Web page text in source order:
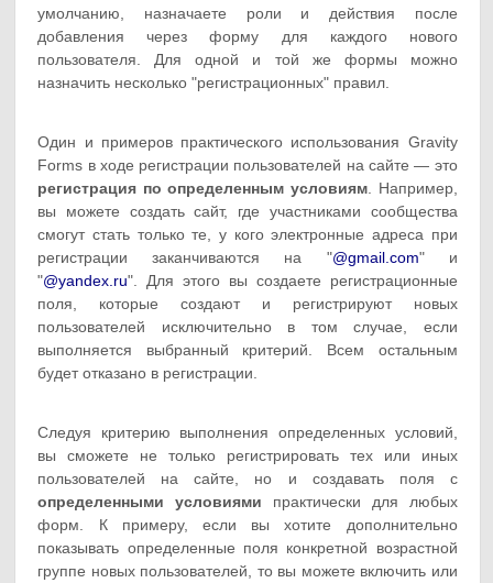
умолчанию, назначаете роли и действия после
добавления через форму для каждого нового
пользователя. Для одной и той же формы можно
назначить несколько "регистрационных" правил.
Один и примеров практического использования Gravity
Forms в ходе регистрации пользователей на сайте — это
регистрация по определенным условиям . Например,
вы можете создать сайт, где участниками сообщества
смогут стать только те, у кого электронные адреса при
регистрации заканчиваются на "@gmail.com" и
"@yandex.ru". Для этого вы создаете регистрационные
поля, которые создают и регистрируют новых
пользователей исключительно в том случае, если
выполняется выбранный критерий. Всем остальным
будет отказано в регистрации.
Следуя критерию выполнения определенных условий,
вы сможете не только регистрировать тех или иных
пользователей на сайте, но и создавать поля с
определенными условиями практически для любых
форм. К примеру, если вы хотите дополнительно
показывать определенные поля конкретной возрастной
группе новых пользователей, то вы можете включить или